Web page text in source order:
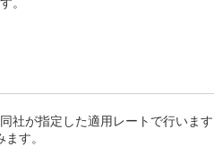
社が指定した適用レートで行います
す。